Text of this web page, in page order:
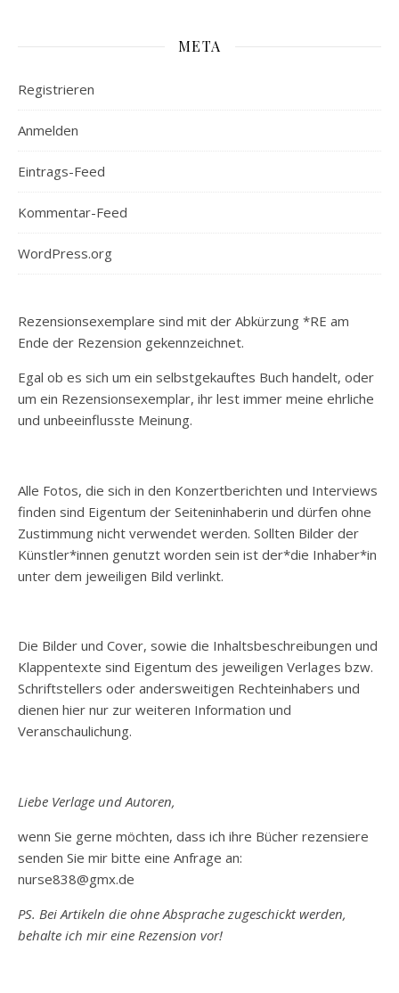
META
Registrieren
Anmelden
Eintrags-Feed
Kommentar-Feed
WordPress.org
Rezensionsexemplare sind mit der Abkürzung *RE am
Ende der Rezension gekennzeichnet.
Egal ob es sich um ein selbstgekauftes Buch handelt, oder
um ein Rezensionsexemplar, ihr lest immer meine ehrliche
und unbeeinflusste Meinung.
Alle Fotos, die sich in den Konzertberichten und Interviews
finden sind Eigentum der Seiteninhaberin und dürfen ohne
Zustimmung nicht verwendet werden. Sollten Bilder der
Künstler*innen genutzt worden sein ist der*die Inhaber*in
unter dem jeweiligen Bild verlinkt.
Die Bilder und Cover, sowie die Inhaltsbeschreibungen und
Klappentexte sind Eigentum des jeweiligen Verlages bzw.
Schriftstellers oder andersweitigen Rechteinhabers und
dienen hier nur zur weiteren Information und
Veranschaulichung.
Liebe Verlage und Autoren,
wenn Sie gerne möchten, dass ich ihre Bücher rezensiere
senden Sie mir bitte eine Anfrage an:
nurse838@gmx.de
PS. Bei Artikeln die ohne Absprache zugeschickt werden,
behalte ich mir eine Rezension vor!